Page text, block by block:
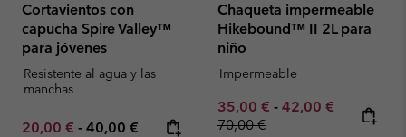
Cortavientos con
capucha Spire Valley™
para jóvenes
Resistente al agua y las
manchas
Minimum sale price:
20,00 € - Maximum price:
40,00 €
Chaqueta impermeable
Hikebound™ II 2L para
niño
Impermeable
Minimum sale price:
35,00 € - Maximum sale
42,00 € Regular
70,00 €